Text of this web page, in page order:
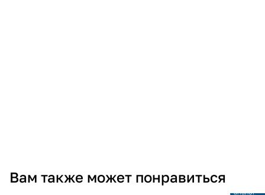
Вам также может понравиться
аналог